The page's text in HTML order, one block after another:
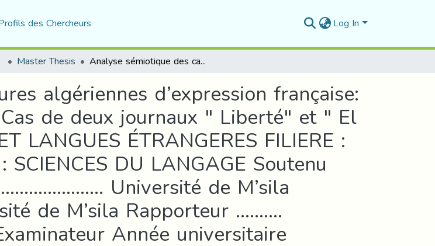
des Chercheurs Log In
Master Thesis Analyse sémiotique des caricatures algériennes d’expression française: Le Corona virus en Algérie. Le Cas de deux journaux " Liberté" et " El watan " DOMAINE : LETTRES ET LANGUES ÉTRANGERES FILIERE : LANGUE FRANÇAISE OPTION : SCIENCES DU LANGAGE Soutenu devant le jury composé de : ……………………… Université de M’sila Président Frahtia Sihem Université de M’sila Rapporteur ……….……………... Université de M’sila Examinateur Année universitaire
algériennes d’expression française:
de deux journaux " Liberté" et " El
LANGUES ÉTRANGERES FILIERE :
DU LANGAGE Soutenu
Université de M’sila
de M’sila Rapporteur ……….
Année universitaire